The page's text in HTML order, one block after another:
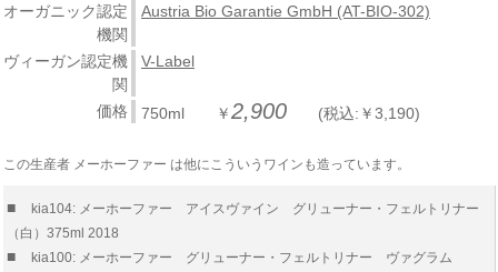
オーガニック認定
機関
Austria Bio Garantie GmbH (AT-BIO-302)
ヴィーガン認定機
関
V-Label
価格 750ml ￥2,900 (税込:￥3,190)
この生産者 メーホーファー は他にこういうワインも造っています。
■ kia104: メーホーファー アイスヴァイン グリューナー・フェルトリナー
（白）375ml 2018
■ kia100: メーホーファー グリューナー・フェルトリナー ヴァグラム